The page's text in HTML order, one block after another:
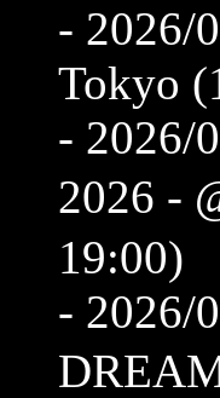
- 2026/
Tokyo
- 2026/
2026 -
19:00)
- 2026/